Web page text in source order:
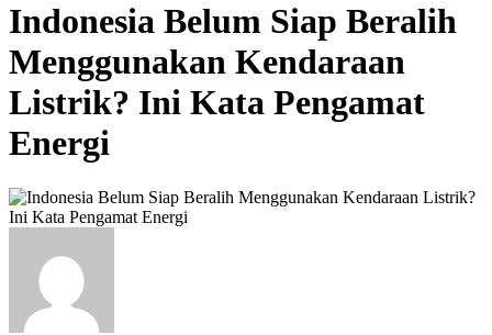
Indonesia Belum Siap Beralih
Menggunakan Kendaraan
Listrik? Ini Kata Pengamat
Energi